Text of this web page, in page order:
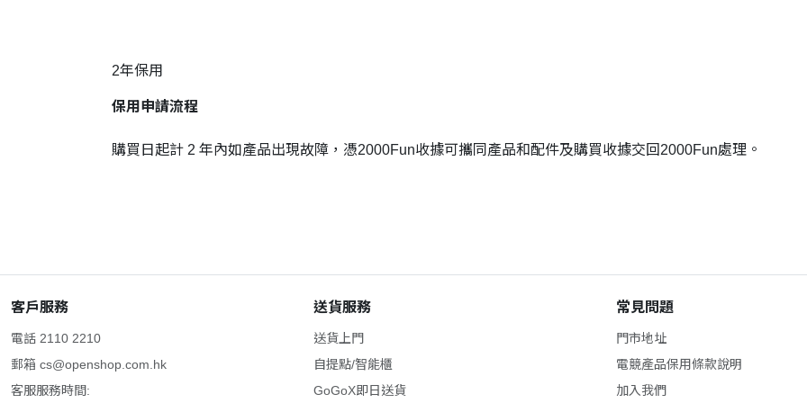
2年保用
保用申請流程
購買日起計 2 年內如產品出現故障，憑2000Fun收據可攜同產品和配件及購買收據交回2000Fun處理。
客戶服務
電話 2110 2210
郵箱 cs@openshop.com.hk
客服服務時間:
送貨服務
送貨上門
自提點/智能櫃
GoGoX即日送貨
常見問題
門市地址
電競產品保用條款說明
加入我們